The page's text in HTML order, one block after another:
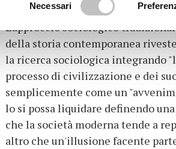
Necessari
L'approccio sociologico
della storia contemporanea
la ricerca sociologica integrando
processo di civilizzazione e dei
semplicemente come un
lo si possa liquidare definendo
che la società moderna tende a
altro che un'illusione facente